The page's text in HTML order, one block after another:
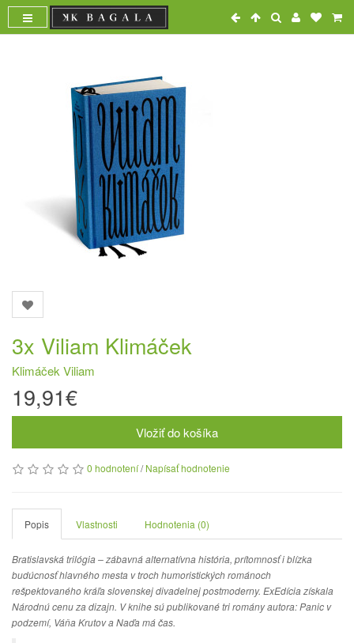
3x Viliam Klimáček
Klimáček Viliam
19,91€
Vložiť do košíka
0 hodnotení/Napísať hodnotenie
Popis Vlastnosti Hodnotenia (0)
Bratislavská trilógia – zábavná alternatívna história, prítomnosť i blízka
budúcnosť hlavného mesta v troch humoristických románoch
rešpektovaného kráľa slovenskej divadelnej postmoderny. ExEdícia získala
Národnú cenu za dizajn. V knihe sú publikované tri romány autora: Panic v
podzemí, Váňa Krutov a Naďa má čas.